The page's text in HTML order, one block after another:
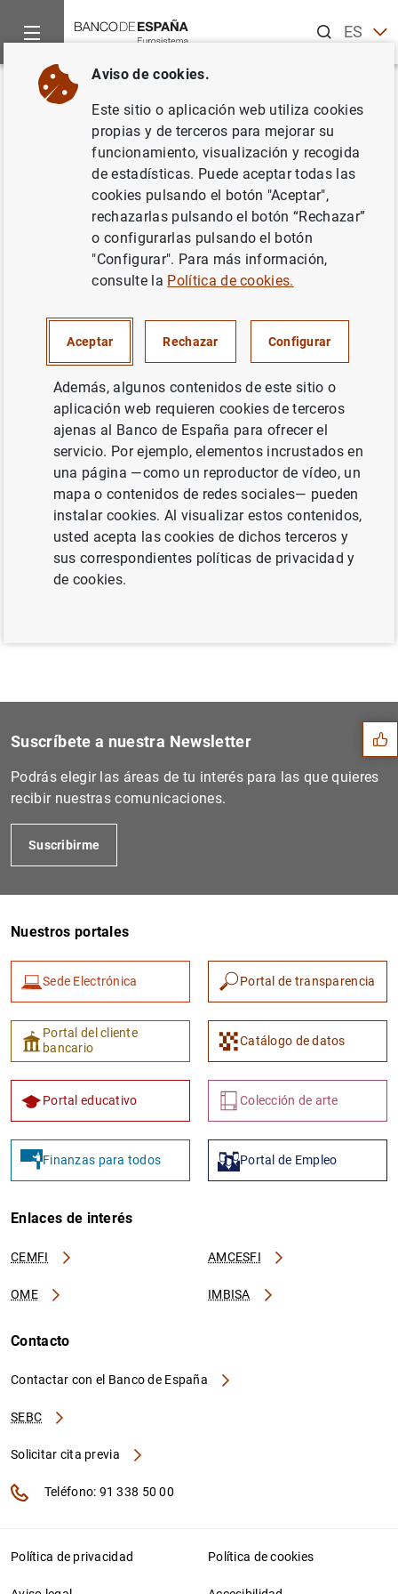
ESEN
Inicio Noticias y eventos
Volver
D.G. Conducta Financiera y
Billetes. Firma del Convenio
Asociación Española de Banca-
Ayuntamiento de Madrid
del Convenio Asociación Española de
Banca-Ayuntamiento de Madrid (95KB)
Anterior
Siguiente
D.G. Economía y Estadística...
Sugerencias
1 2
Suscríbete a nuestra Newsletter
Podrás elegir las áreas de tu interés para las que quieres
recibir nuestras comunicaciones.
Suscribirme
Nuestros portales
Sede Electrónica Portal de transparencia
Portal del cliente
bancario
Catálogo de datos
Portal educativo Colección de arte
Finanzas para todos Portal de Empleo
Enlaces de interés
CEMFI AMCESFI
OME IMBISA
Contacto
Contactar con el Banco de España
SEBC
Solicitar cita previa
Teléfono: 91 338 50 00
Política de privacidad Política de cookies
Aviso de cookies.
Este sitio o aplicación web utiliza cookies
propias y de terceros para mejorar su
funcionamiento, visualización y recogida
de estadísticas. Puede aceptar todas las
cookies pulsando el botón "Aceptar",
rechazarlas pulsando el botón “Rechazar”
o configurarlas pulsando el botón
"Configurar". Para más información,
consulte la Política de cookies.
Aceptar Rechazar Configurar
Además, algunos contenidos de este sitio o
aplicación web requieren cookies de terceros
ajenas al Banco de España para ofrecer el
servicio. Por ejemplo, elementos incrustados en
una página —como un reproductor de vídeo, un
mapa o contenidos de redes sociales— pueden
instalar cookies. Al visualizar estos contenidos,
usted acepta las cookies de dichos terceros y
sus correspondientes políticas de privacidad y
de cookies.